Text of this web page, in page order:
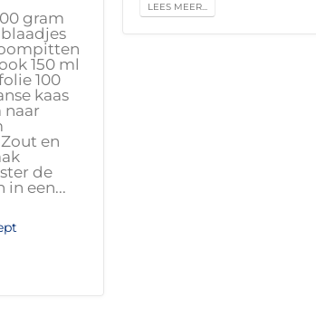
LEES MEER...
gram
150 ml
100
kaas
naar
en
de
een...